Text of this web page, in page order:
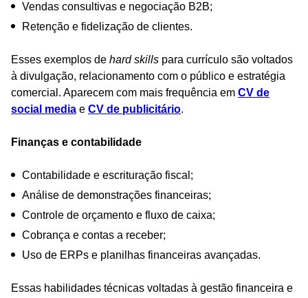
Vendas consultivas e negociação B2B;
Retenção e fidelização de clientes.
Esses exemplos de hard skills para currículo são voltados
à divulgação, relacionamento com o público e estratégia
comercial. Aparecem com mais frequência em CV de
social media e CV de publicitário.
Finanças e contabilidade
Contabilidade e escrituração fiscal;
Análise de demonstrações financeiras;
Controle de orçamento e fluxo de caixa;
Cobrança e contas a receber;
Uso de ERPs e planilhas financeiras avançadas.
Essas habilidades técnicas voltadas à gestão financeira e